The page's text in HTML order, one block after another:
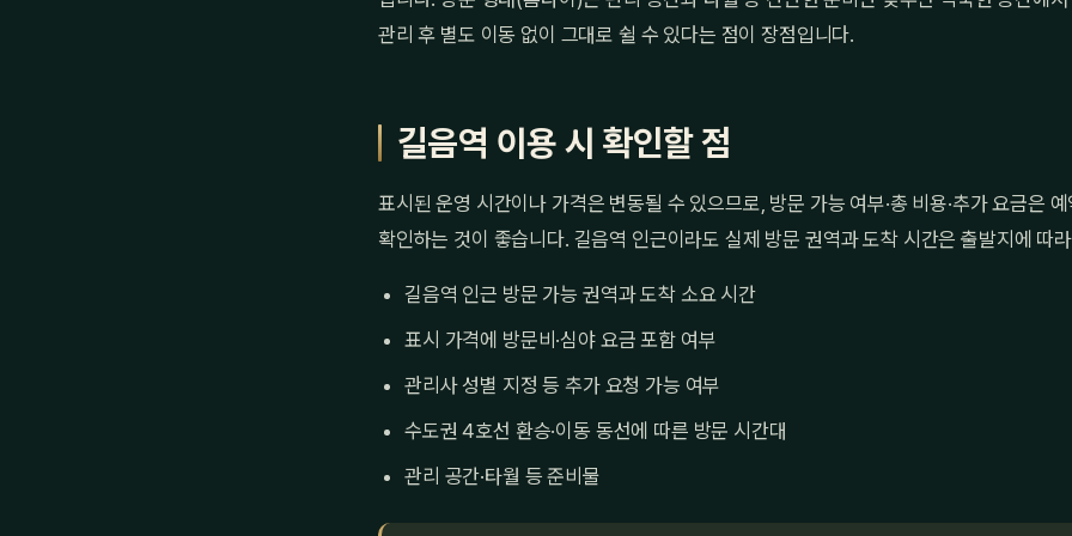
관리 후 별도 이동 없이 그대로 쉴 수 있다는 점이 장점입니다.
길음역 이용 시 확인할 점
표시된 운영 시간이나 가격은 변동될 수 있으므로, 방문 가능 여부·총 비용·추가 요금은
확인하는 것이 좋습니다. 길음역 인근이라도 실제 방문 권역과 도착 시간은 출발지에 따
길음역 인근 방문 가능 권역과 도착 소요 시간
표시 가격에 방문비·심야 요금 포함 여부
관리사 성별 지정 등 추가 요청 가능 여부
수도권 4호선 환승·이동 동선에 따른 방문 시간대
관리 공간·타월 등 준비물